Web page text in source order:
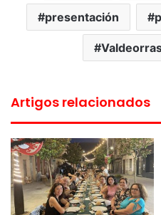
presentación
Artigos relacionados